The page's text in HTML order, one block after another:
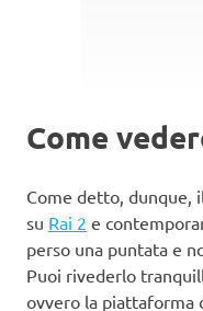
Come
Come detto, dunque,
su Rai 2 e
perso una puntata e
Puoi rivederlo
ovvero la piattaforma